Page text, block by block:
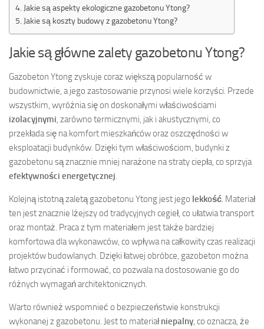
Jakie są aspekty ekologiczne gazobetonu Ytong?
Jakie są koszty budowy z gazobetonu Ytong?
Jakie są główne zalety gazobetonu Ytong?
Gazobeton Ytong zyskuje coraz większą popularność w
budownictwie, a jego zastosowanie przynosi wiele korzyści. Przede
wszystkim, wyróżnia się on doskonałymi właściwościami
izolacyjnymi , zarówno termicznymi, jak i akustycznymi, co
przekłada się na komfort mieszkańców oraz oszczędności w
eksploatacji budynków. Dzięki tym właściwościom, budynki z
gazobetonu są znacznie mniej narażone na straty ciepła, co sprzyja
efektywności energetycznej
Kolejną istotną zaletą gazobetonu Ytong jest jego lekkość . Materiał
ten jest znacznie lżejszy od tradycyjnych cegieł, co ułatwia transport
oraz montaż. Praca z tym materiałem jest także bardziej
komfortowa dla wykonawców, co wpływa na całkowity czas realizacji
projektów budowlanych. Dzięki łatwej obróbce, gazobeton można
łatwo przycinać i formować, co pozwala na dostosowanie go do
różnych wymagań architektonicznych.
Warto również wspomnieć o bezpieczeństwie konstrukcji
wykonanej z gazobetonu. Jest to materiałniepalny , co oznacza, że